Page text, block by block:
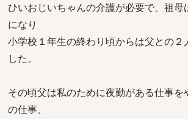
ひいおじいちゃんの介護が必要で、祖母
になり
小学校１年生の終わり頃からは父との２
した。
その頃父は私のために夜勤がある仕事を
の仕事、